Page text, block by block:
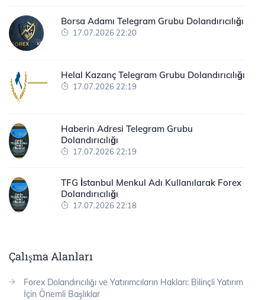
Borsa Adamı Telegram Grubu Dolandırıcılığı
17.07.2026 22:20
Helal Kazanç Telegram Grubu Dolandırıcılığı
17.07.2026 22:19
Haberin Adresi Telegram Grubu
Dolandırıcılığı
17.07.2026 22:19
TFG İstanbul Menkul Adı Kullanılarak Forex
Dolandırıcılığı
17.07.2026 22:18
Çalışma Alanları
Forex Dolandırıcılığı ve Yatırımcıların Hakları: Bilinçli Yatırım
İçin Önemli Başlıklar